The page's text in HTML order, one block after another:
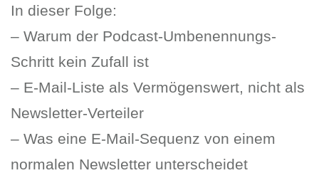
In dieser Folge:
– Warum der Podcast-Umbenennungs-
Schritt kein Zufall ist
– E-Mail-Liste als Vermögenswert, nicht als
Newsletter-Verteiler
– Was eine E-Mail-Sequenz von einem
normalen Newsletter unterscheidet